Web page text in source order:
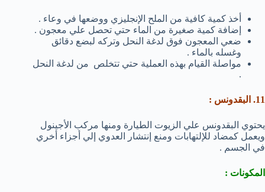
أخذ كمية كافية من الملح الإنجليزي ووضعها في وعاء .
إضافة كمية صغيرة من الماء حتي تحصل علي معجون .
ضعي المعجون فوق لدغة النحل وتركه لبضع دقائق
وغسله بالماء .
مواصلة القيام بهذه العملية حتي تتخلص من لدغة النحل
.
11. البقدونس :
يحتوي البقدونس علي الزيوت الطيارة ومنها مركب الأجينول
ويعمل كمضاد للإلتهابات ومنع إنتشار العدوي إلي أجزاء أخري
في الجسم .
المكونات :